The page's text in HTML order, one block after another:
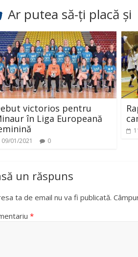
Ar putea să-ți placă și
victorios pentru
în Liga Europeană
09/01/2021 0
un răspuns
ta de email nu va fi publicată.
*